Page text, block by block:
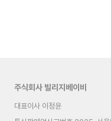
주식회사 빌리지베이비
대표이사 이정윤